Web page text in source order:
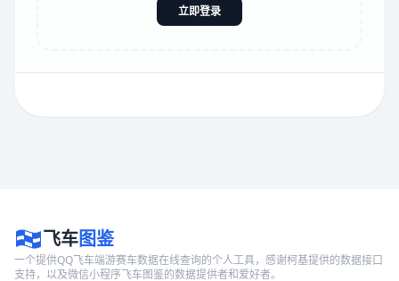
立即登录
飞车图鉴
一个提供QQ飞车端游赛车数据在线查询的个人工具，感谢柯基提供的数据接口
支持，以及微信小程序飞车图鉴的数据提供者和爱好者。